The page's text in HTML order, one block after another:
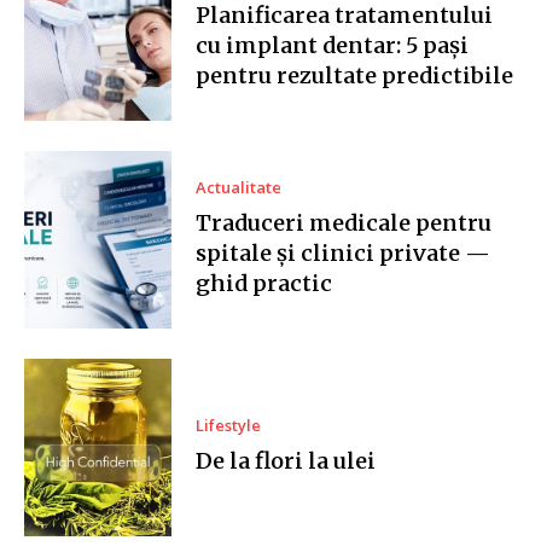
Planificarea tratamentului
cu implant dentar: 5 pași
pentru rezultate predictibile
Actualitate
Traduceri medicale pentru
spitale și clinici private —
ghid practic
Lifestyle
De la flori la ulei